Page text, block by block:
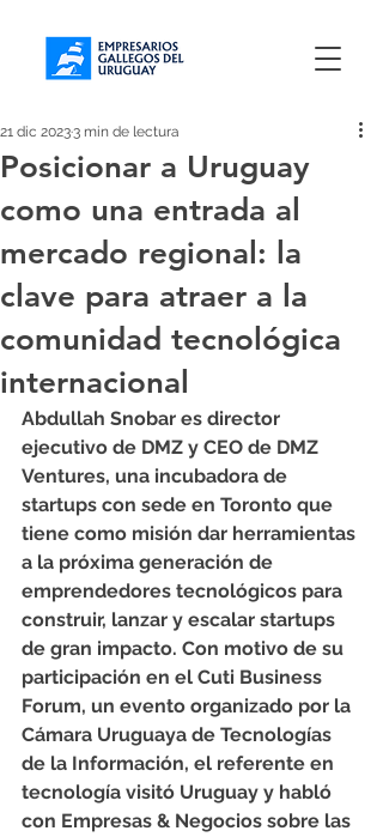
Posicionar a Uruguay
como una entrada al
mercado regional: la
clave para atraer a la
comunidad tecnológica
internacional
21 dic 20233 min de lectura
Abdullah Snobar es director
ejecutivo de DMZ y CEO de DMZ
Ventures, una incubadora de
startups con sede en Toronto que
tiene como misión dar herramientas
a la próxima generación de
emprendedores tecnológicos para
construir, lanzar y escalar startups
de gran impacto. Con motivo de su
participación en el Cuti Business
Forum, un evento organizado por la
Cámara Uruguaya de Tecnologías
de la Información, el referente en
tecnología visitó Uruguay y habló
con Empresas & Negocios sobre las